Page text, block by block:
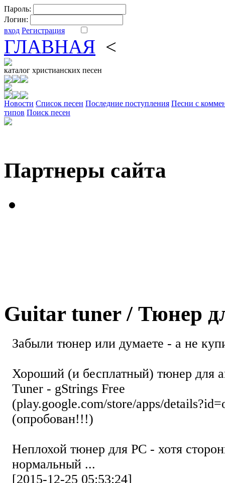
Пароль:
Логин:
вход Регистрация
ГЛАВНАЯ <
каталог христианских песен
Новости Cписок песен Последние поступления Песни с
типов Поиск песен
Партнеры сайта
Guitar tuner / Тюнер
Забыли тюнер или думаете - а не
Хороший (и бесплатный) тюнер для
Tuner - gStrings Free
(play.google.com/store/apps/
(опробован!!!)
Неплохой тюнер для РС - хотя
нормальный ...
[2015-12-25 05:53:24]